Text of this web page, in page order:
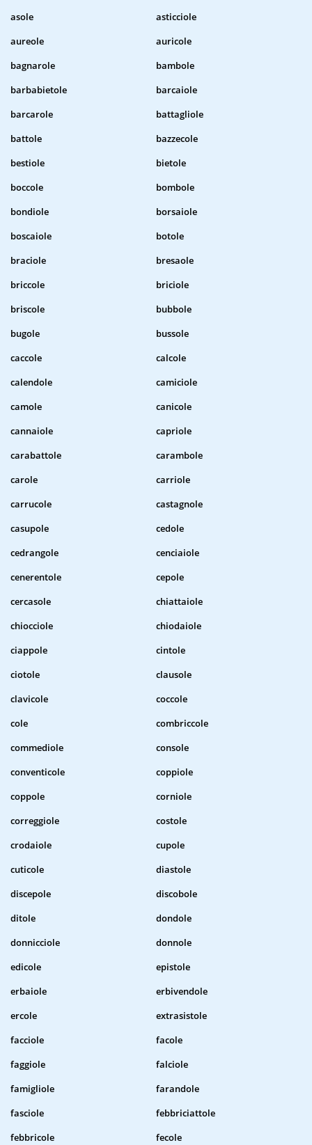
asole
asticciole
aureole
auricole
bagnarole
bambole
barbabietole
barcaiole
barcarole
battagliole
battole
bazzecole
bestiole
bietole
boccole
bombole
bondiole
borsaiole
boscaiole
botole
braciole
bresaole
briccole
briciole
briscole
bubbole
bugole
bussole
caccole
calcole
calendole
camiciole
camole
canicole
cannaiole
capriole
carabattole
carambole
carole
carriole
carrucole
castagnole
casupole
cedole
cedrangole
cenciaiole
cenerentole
cepole
cercasole
chiattaiole
chiocciole
chiodaiole
ciappole
cintole
ciotole
clausole
clavicole
coccole
cole
combriccole
commediole
console
conventicole
coppiole
coppole
corniole
correggiole
costole
crodaiole
cupole
cuticole
diastole
discepole
discobole
ditole
dondole
donnicciole
donnole
edicole
epistole
erbaiole
erbivendole
ercole
extrasistole
facciole
facole
faggiole
falciole
famigliole
farandole
fasciole
febbriciattole
febbricole
fecole